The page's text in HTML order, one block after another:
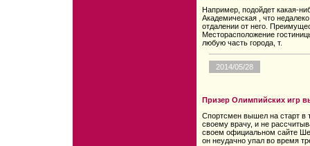
Например, подойдет какая-
Академическая , что
отдалении от него.
Месторасположение
любую часть города, т.
2014/05/28
Призер Олимпийских игр
Спортсмен вышел на старт в
своему врачу, и не
своем официальном сайте
он неудачно упал во время